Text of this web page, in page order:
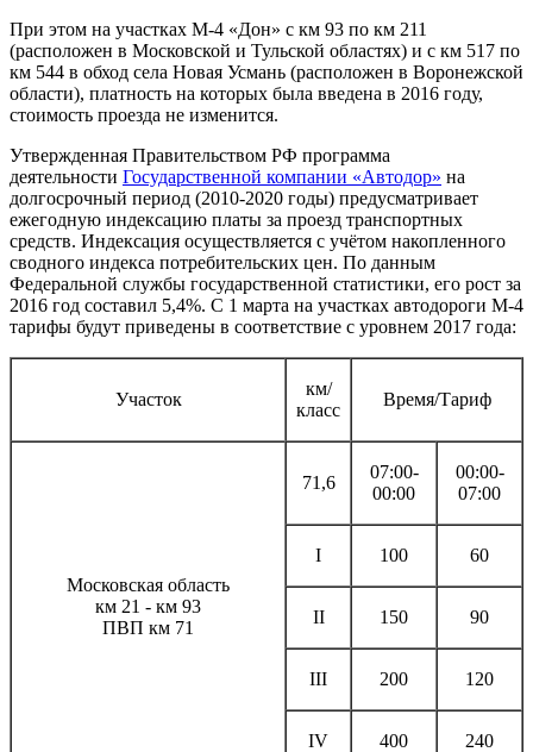
При этом на участках М-4 «Дон» с км 93 по км 211
(расположен в Московской и Тульской областях) и с км 517 по
км 544 в обход села Новая Усмань (расположен в Воронежской
области), платность на которых была введена в 2016 году,
стоимость проезда не изменится.
Утвержденная Правительством РФ программа
деятельности Государственной компании «Автодор» на
долгосрочный период (2010-2020 годы) предусматривает
ежегодную индексацию платы за проезд транспортных
средств. Индексация осуществляется с учётом накопленного
сводного индекса потребительских цен. По данным
Федеральной службы государственной статистики, его рост за
2016 год составил 5,4%. С 1 марта на участках автодороги М-4
тарифы будут приведены в соответствие с уровнем 2017 года:
Участок
км/
класс
Время/Тариф
Московская область
км 21 - км 93
ПВП км 71
71,6
07:00-
00:00
00:00-
07:00
I 100 60
II 150 90
III 200 120
IV 400 240